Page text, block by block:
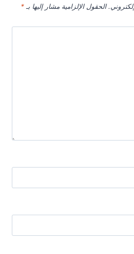
الحقول الإلزامية مشار إليها بـ *